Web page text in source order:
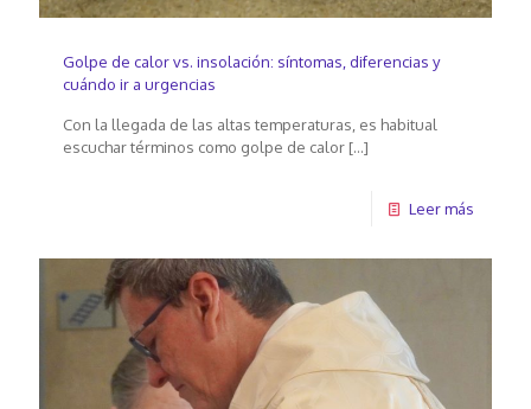
Golpe de calor vs. insolación: síntomas, diferencias y
cuándo ir a urgencias
Con la llegada de las altas temperaturas, es habitual
escuchar términos como golpe de calor […]
Leer más